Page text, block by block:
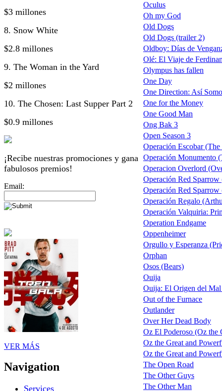
$3 millones
8. Snow White
$2.8 millones
9. The Woman in the Yard
$2 millones
10. The Chosen: Last Supper Part 2
$0.9 millones
¡Recibe nuestras promociones y gana
fabulosos premios!
Email:
VER MÁS
Navigation
Services
Oculus
Oh my God
Old Dogs
Old Dogs (trailer 2)
Oldboy: Días de
Olé: El Viaje de
Olympus has fallen
One Day
One Direction: Así
One for the Money
One Good Man
Ong Bak 3
Open Season 3
Operación Escobar
Operación Monumento
Operacion Overlord
Operación Red Sparrow
Operación Red
Operación Regalo
Operación Valquiria:
Operation Endgame
Oppenheimer
Orgullo y Esperanza
Orphan
Osos (Bears)
Ouija
Ouija: El Origen del
Out of the Furnace
Outlander
Over Her Dead Body
Oz El Poderoso (Oz the
Oz the Great and
Oz the Great and
The Open Road
The Other Guys
The Other Man